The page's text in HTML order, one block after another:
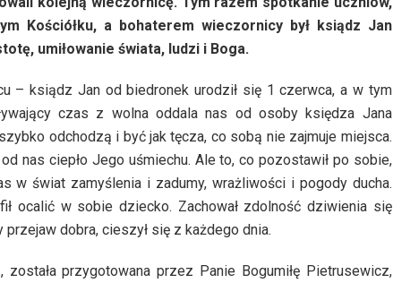
Kościółku, a bohaterem wieczornicy był ksiądz Jan
umiłowanie świata, ludzi i Boga.
– ksiądz Jan od biedronek urodził się 1 czerwca, a w tym
czas z wolna oddala nas od osoby księdza Jana
odchodzą i być jak tęcza, co sobą nie zajmuje miejsca.
nas ciepło Jego uśmiechu. Ale to, co pozostawił po sobie,
w świat zamyślenia i zadumy, wrażliwości i pogody ducha.
ocalić w sobie dziecko. Zachował zdolność dziwienia się
przejaw dobra, cieszył się z każdego dnia.
przygotowana przez Panie Bogumiłę Pietrusewicz,